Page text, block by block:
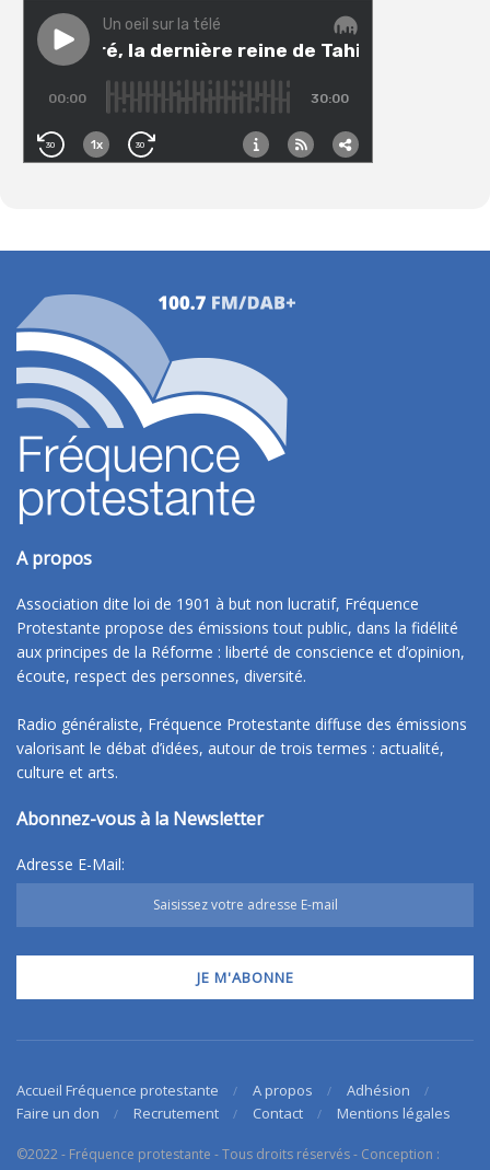
A propos
Association dite loi de 1901 à but non lucratif, Fréquence
Protestante propose des émissions tout public, dans la fidélité
aux principes de la Réforme : liberté de conscience et d’opinion,
écoute, respect des personnes, diversité.
Radio généraliste, Fréquence Protestante diffuse des émissions
valorisant le débat d’idées, autour de trois termes : actualité,
culture et arts.
Abonnez-vous à la Newsletter
Adresse E-Mail:
Accueil Fréquence protestante A propos
Adhésion
Faire un don
Recrutement Contact Mentions légales
©2022 - Fréquence protestante - Tous droits réservés - Conception :